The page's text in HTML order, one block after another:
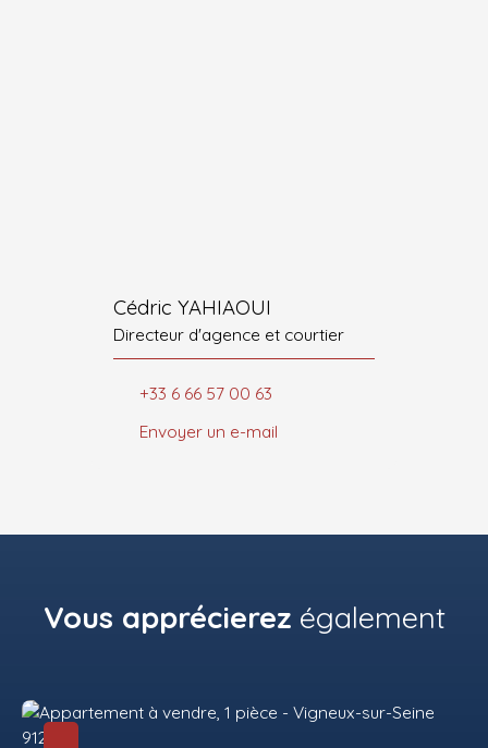
Cédric YAHIAOUI
Directeur d'agence et courtier
+33 6 66 57 00 63
Envoyer un e-mail
Vous apprécierez également